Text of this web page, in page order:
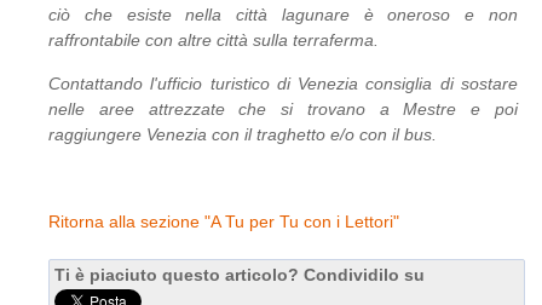
ciò che esiste nella città lagunare è oneroso e non
raffrontabile con altre città sulla terraferma.
Contattando l'ufficio turistico di Venezia consiglia di sostare
nelle aree attrezzate che si trovano a Mestre e poi
raggiungere Venezia con il traghetto e/o con il bus.
Ritorna alla sezione "A Tu per Tu con i Lettori"
Ti è piaciuto questo articolo? Condividilo su